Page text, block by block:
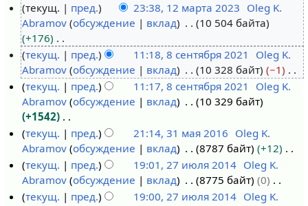
м
р
2
2
текущ. пред. 23:38, 12 марта 2023 Oleg K.
Abramov обсуждение вклад
10 504 байта
+176
Н
е
т
о
п
и
с
а
н
с
т
б
я
текущ. пред. 11:18, 8 сентября 2021
Oleg K.
Abramov обсуждение вклад 10 328 байт
−1
Н
е
т
о
п
и
с
а
текущ. пред. 11:17, 8 сентября 2021
Oleg K.
Abramov обсуждение вклад
10 329 байт
+1542
Н
е
т
о
п
1
а
текущ. пред. 21:14, 31 мая 2016 Oleg K.
Abramov обсуждение вклад 8787 байт
+12
Н
е
т
7
текущ. пред. 19:01, 27 июля 2014 Oleg K.
Abramov обсуждение вклад 8775 байт
0
Нтекущ. пред. 19:00, 27 июля 2014 Oleg K.